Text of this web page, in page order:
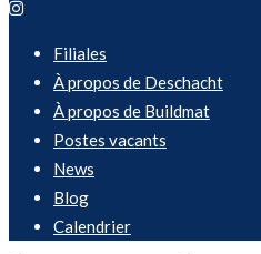
Filiales
À propos de Deschacht
À propos de Buildmat
Postes vacants
News
Blog
Calendrier